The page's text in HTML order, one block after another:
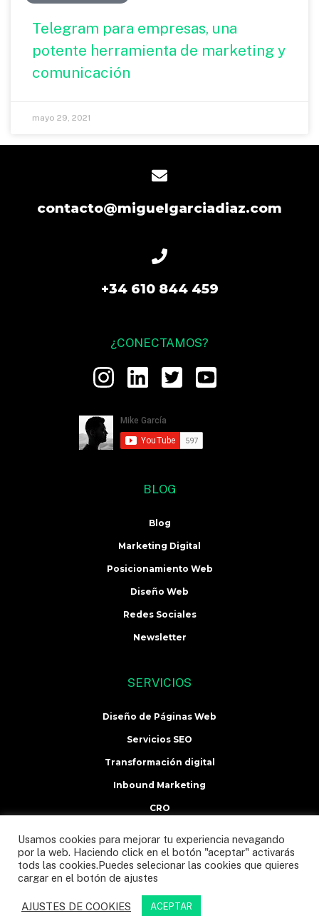
Telegram para empresas, una
potente herramienta de marketing y
comunicación
mayo 29, 2021
SERVICIOS
Diseño de Páginas Web
Servicios SEO
Transformación digital
Inbound Marketing
CRO
BLOG
Blog
Marketing Digital
Posicionamiento Web
Diseño Web
Redes Sociales
Newsletter
contacto@miguelgarciadiaz.com
+34 610 844 459
¿CONECTAMOS?
Copyright © 2020 Miguel García
Usamos cookies para mejorar tu experiencia nevagando
por la web. Haciendo click en el botón "aceptar" activarás
tods las cookies.Puedes selecionar las cookies que quieres
cargar en el botón de ajustes
AJUSTES DE COOKIES ACEPTAR